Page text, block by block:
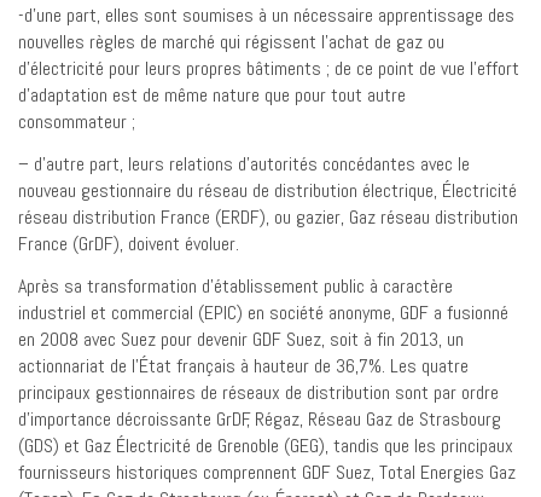
-d’une part, elles sont soumises à un nécessaire apprentissage des
nouvelles règles de marché qui régissent l’achat de gaz ou
d’électricité pour leurs propres bâtiments ; de ce point de vue l’effort
d’adaptation est de même nature que pour tout autre
consommateur ;
– d’autre part, leurs relations d’autorités concédantes avec le
nouveau gestionnaire du réseau de distribution électrique, Électricité
réseau distribution France (ERDF), ou gazier, Gaz réseau distribution
France (GrDF), doivent évoluer.
Après sa transformation d’établissement public à caractère
industriel et commercial (EPIC) en société anonyme, GDF a fusionné
en 2008 avec Suez pour devenir GDF Suez, soit à fin 2013, un
actionnariat de l’État français à hauteur de 36,7%. Les quatre
principaux gestionnaires de réseaux de distribution sont par ordre
d’importance décroissante GrDF, Régaz, Réseau Gaz de Strasbourg
(GDS) et Gaz Électricité de Grenoble (GEG), tandis que les principaux
fournisseurs historiques comprennent GDF Suez, Total Energies Gaz